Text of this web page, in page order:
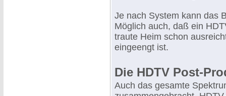
Je nach System kann das
Möglich auch, daß ein
traute Heim schon
eingeengt ist.
Die HDTV Post-
Auch das gesamte